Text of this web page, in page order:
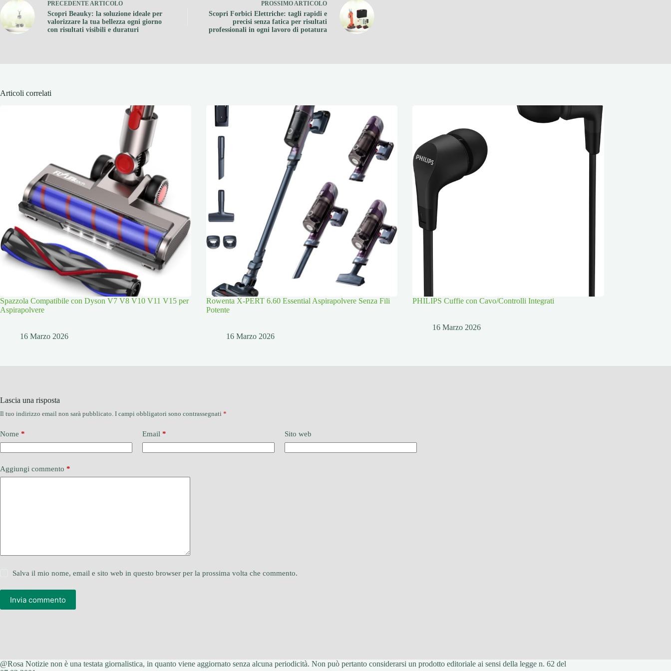
PRECEDENTEARTICOLO
Scopri Beauky: la soluzione ideale per
valorizzare la tua bellezza ogni giorno
con risultati visibili e duraturi
PROSSIMOARTICOLO
Scopri Forbici Elettriche: tagli rapidi e
precisi senza fatica per risultati
professionali in ogni lavoro di potatura
Articoli correlati
Spazzola Compatibile con Dyson V7 V8 V10 V11 V15 per
Aspirapolvere
16 Marzo 2026
Rowenta X-PERT 6.60 Essential Aspirapolvere Senza Fili
Potente
16 Marzo 2026
PHILIPS Cuffie con Cavo/Controlli Integrati
16 Marzo 2026
Lascia una risposta
Il tuo indirizzo email non sarà pubblicato. I campi obbligatori sono contrassegnati *
Nome * Email * Sito web
Aggiungi commento *
Salva il mio nome, email e sito web in questo browser per la prossima volta che commento.
Invia commento
@Rosa Notizie non è una testata giornalistica, in quanto viene aggiornato senza alcuna periodicità. Non può pertanto considerarsi un prodotto editoriale ai sensi della legge n. 62 del